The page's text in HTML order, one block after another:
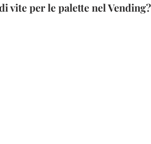
vite per le palette nel Vending?